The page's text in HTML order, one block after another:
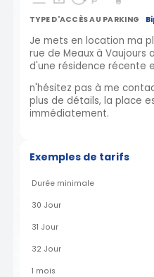
TYPE D'ACCÈS AU PARKING
Je mets en location ma
rue de Meaux à Vaujours
d'une résidence récente
n'hésitez pas à me
plus de détails, la place
immédiatement.
Exemples de tarifs
Durée minimale
30 Jour
31 Jour
32 Jour
1 mois